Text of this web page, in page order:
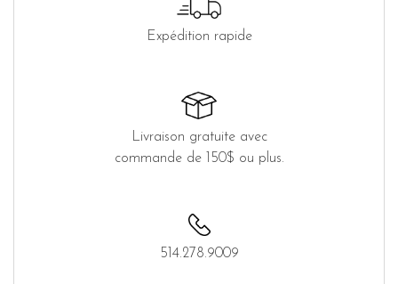
Expédition rapide
Livraison gratuite avec
commande de 150$ ou plus.
514.278.9009